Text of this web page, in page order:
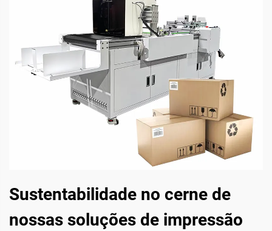
Sustentabilidade no cerne de
nossas soluções de impressão